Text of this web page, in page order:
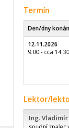
Termín
Den/dny
12.11.2026
9.00 - cca 14.30
Lektor/
Ing.